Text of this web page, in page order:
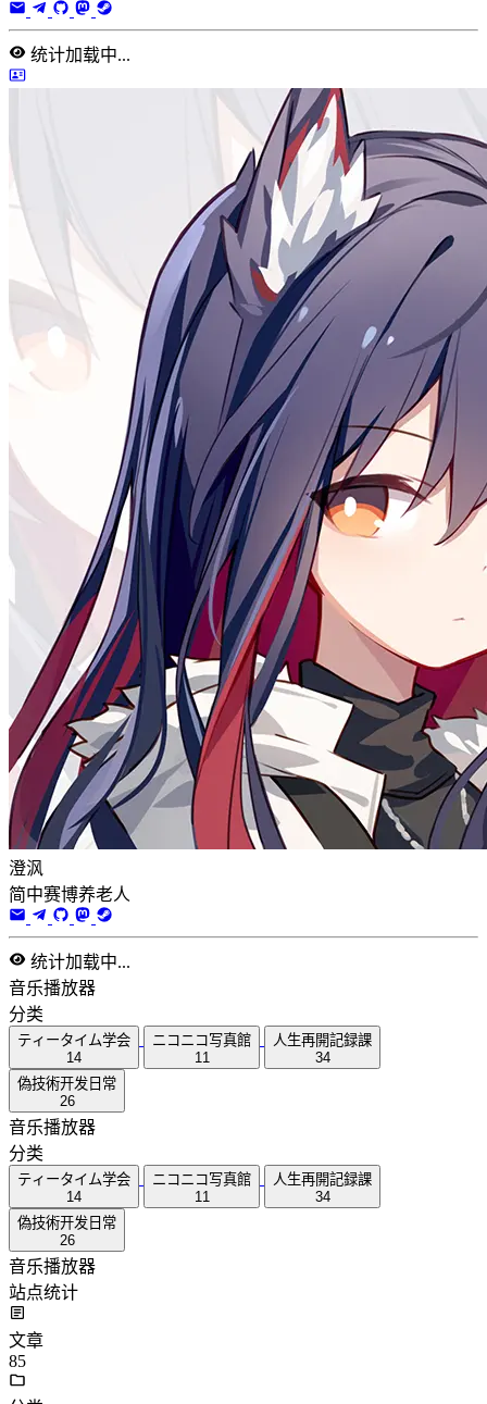
统计加载中...
澄沨
简中赛博养老人
统计加载中...
音乐播放器
分类
ティータイム学会
14
ニコニコ写真館
11
人生再開記録課
34
偽技術开发日常
26
音乐播放器
分类
ティータイム学会
14
ニコニコ写真館
11
人生再開記録課
34
偽技術开发日常
26
音乐播放器
站点统计
文章
85